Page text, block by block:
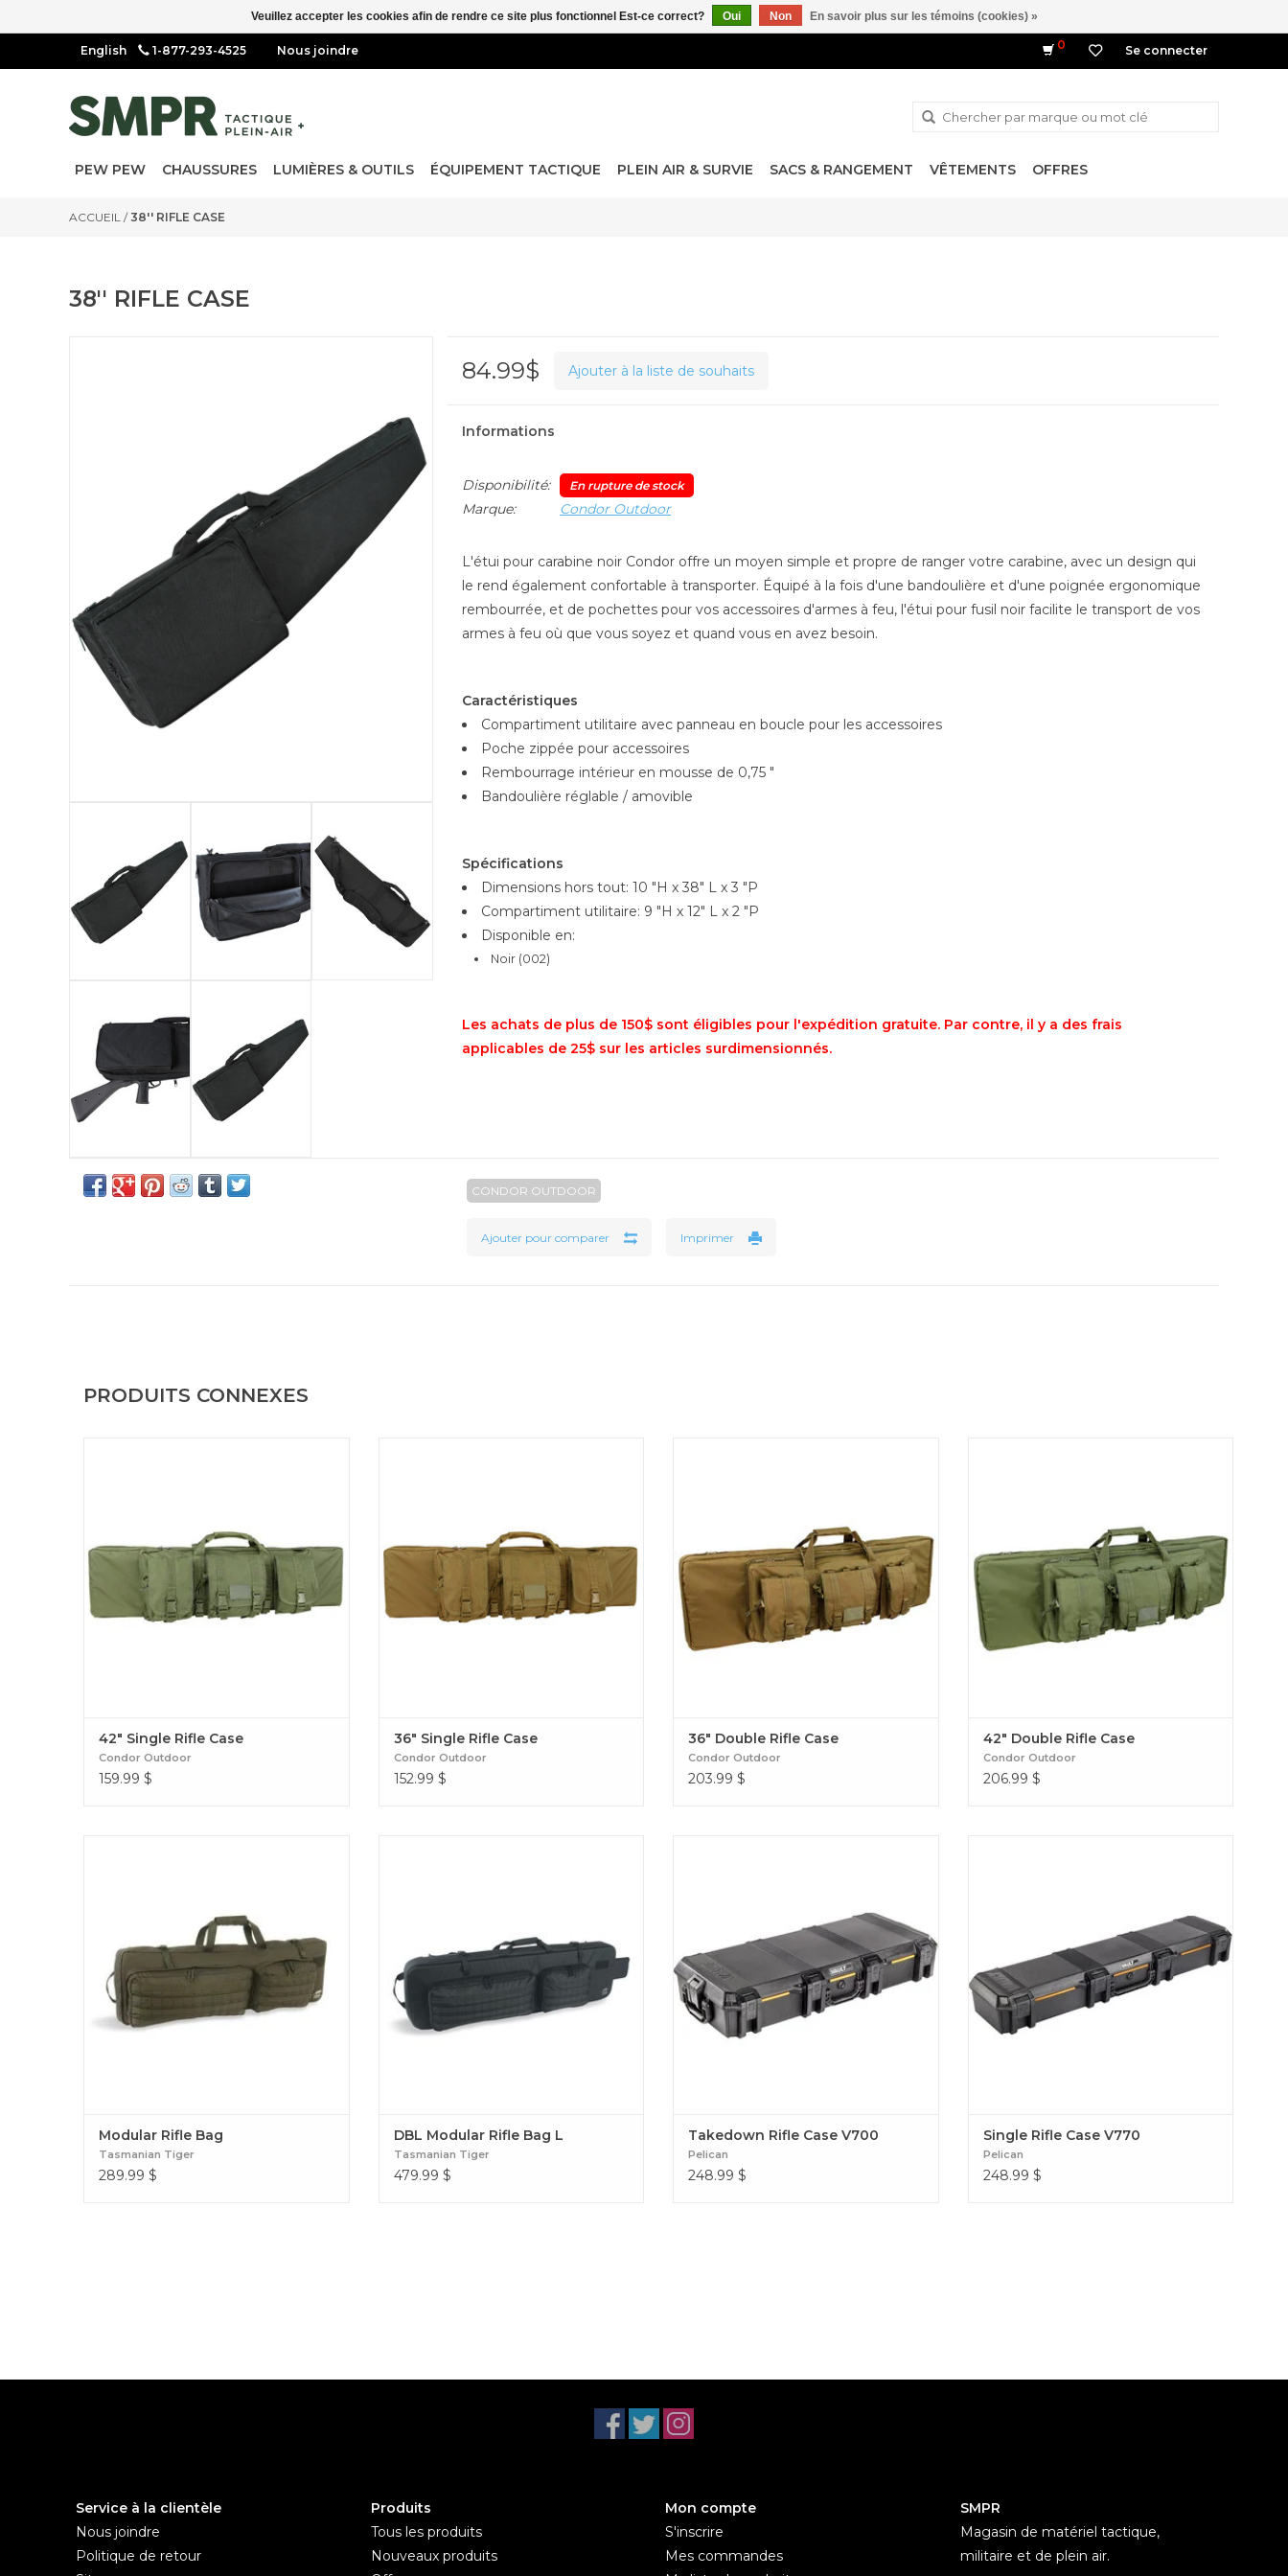
1-877-293-4525 Nous joindre 0 Se connecter
PEW PEW CHAUSSURES LUMIÈRES & OUTILS ÉQUIPEMENT TACTIQUE PLEIN AIR & SURVIE SACS & RANGEMENT VÊTEMENTS OFFRES
ACCUEIL / 38'' RIFLE CASE
38'' RIFLE CASE
84.99$ Ajouter à la liste de souhaits
Informations
Disponibilité: En rupture de stock
Marque: Condor Outdoor
L'étui pour carabine noir Condor offre un moyen simple et propre de ranger votre carabine, avec un design qui
le rend également confortable à transporter. Équipé à la fois d'une bandoulière et d'une poignée ergonomique
rembourrée, et de pochettes pour vos accessoires d'armes à feu, l'étui pour fusil noir facilite le transport de vos
armes à feu où que vous soyez et quand vous en avez besoin.
Caractéristiques
Compartiment utilitaire avec panneau en boucle pour les accessoires
Poche zippée pour accessoires
Rembourrage intérieur en mousse de 0,75 "
Bandoulière réglable / amovible
Spécifications
Dimensions hors tout: 10 "H x 38" L x 3 "P
Compartiment utilitaire: 9 "H x 12" L x 2 "P
Disponible en:
Noir (002)
Les achats de plus de 150$ sont éligibles pour l'expédition gratuite. Par contre, il y a des frais
applicables de 25$ sur les articles surdimensionnés.
CONDOR OUTDOOR
Ajouter pour comparer Imprimer
PRODUITS CONNEXES
Single Rifle Case
42" Single Rifle Case
Condor Outdoor
159.99 $
accessoires. 36" Single Rifle Case
36" Single Rifle Case
Condor Outdoor
152.99 $
autres accessoires. 36" Double Rifle Case
36" Double Rifle Case
Condor Outdoor
203.99 $
accessoires. 42" Double Rifle Case
42" Double Rifle Case
Condor Outdoor
206.99 $
Modular Rifle Bag
Tasmanian Tiger
289.99 $
DBL Modular Rifle Bag L
Tasmanian Tiger
479.99 $
Takedown Rifle Case V700
Pelican
248.99 $
Single Rifle Case V770
Pelican
248.99 $
Service à la clientèle
Nous joindre
Politique de retour
Produits
Tous les produits
Nouveaux produits
Mon compte
S'inscrire
Mes commandes
SMPR
Magasin de matériel tactique,
militaire et de plein air.
Veuillez accepter les cookies afin de rendre ce site plus fonctionnel Est-ce correct? Oui Non En savoir plus sur les témoins (cookies) »